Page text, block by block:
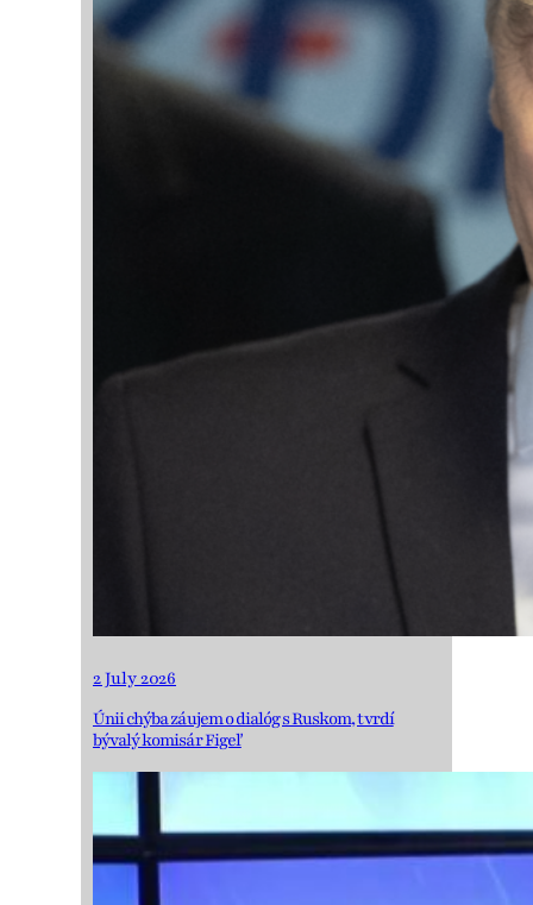
2 July 2026
Únii chýba záujem o dialóg s Ruskom, tvrdí
bývalý komisár Figeľ